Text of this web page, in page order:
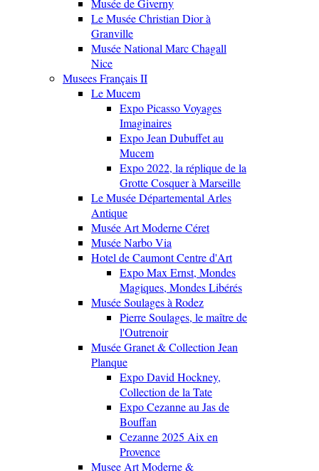
Musée de Giverny
Le Musée Christian Dior à
Granville
Musée National Marc Chagall
Nice
Musees Français II
Le Mucem
Expo Picasso Voyages
Imaginaires
Expo Jean Dubuffet au
Mucem
Expo 2022, la réplique de la
Grotte Cosquer à Marseille
Le Musée Départemental Arles
Antique
Musée Art Moderne Céret
Musée Narbo Via
Hotel de Caumont Centre d'Art
Expo Max Ernst, Mondes
Magiques, Mondes Libérés
Musée Soulages à Rodez
Pierre Soulages, le maître de
l'Outrenoir
Musée Granet & Collection Jean
Planque
Expo David Hockney,
Collection de la Tate
Expo Cezanne au Jas de
Bouffan
Cezanne 2025 Aix en
Provence
Musee Art Moderne &